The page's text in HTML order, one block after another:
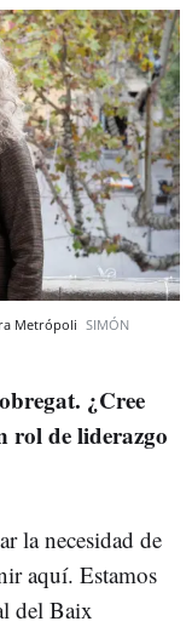
Metrópoli SIMÓN
¿Cree
rol de liderazgo
la necesidad de
aquí. Estamos
del Baix